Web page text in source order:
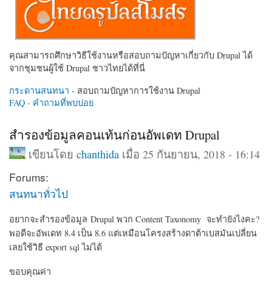
คุณสามารถศึกษาวิธีใช้งานหรือสอบถามปัญหาเกี่ยวกับ Drupal ได้
จากชุมชนผู้ใช้ Drupal ชาวไทยได้ที่นี่
กระดานสนทนา - สอบถามปัญหาการใช้งาน Drupal
FAQ - คำถามที่พบบ่อย
สำรองข้อมูลคอนเท้นก่อนอัพเดท Drupal
เขียนโดย chanthidaเมื่อ 25 กันยายน, 2018 - 16:14
Forums:
สนทนาทั่วไป
อยากจะสำรองข้อมูล Drupal พวก Content Taxonomy จะทำยังไงคะ?
พอดีจะอัพเดท 8.4 เป็น 8.6 แต่เหมือนโครงสร้างดาต้าเบสมันเปลี่ยน
เลยใช้วิธี export sql ไม่ได้
ขอบคุณค่า